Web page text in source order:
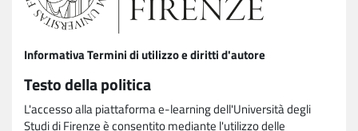
Informativa Termini di utilizzo e diritti d'autore
Testo della politica
L'accesso alla piattaforma e-learning dell'Università degli
Studi di Firenze è consentito mediante l'utilizzo delle